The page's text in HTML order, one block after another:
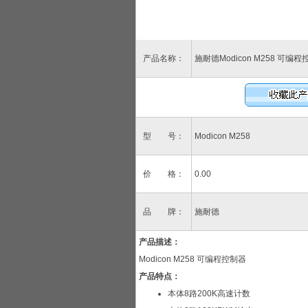
产品名称： 施耐德Modicon M258 可编程
型 号： Modicon M258
价 格： 0.00
品 牌： 施耐德
产品描述：
Modicon M258 可编程控制器
产品特点：
本体8路200K高速计数